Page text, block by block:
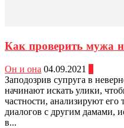
Как проверить мужа
Он и она 04.09.2021
Заподозрив супруга в
начинают искать улики,
частности, анализируют
диалогов с другим дамами,
в...